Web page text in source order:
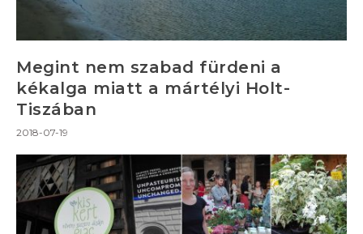
Megint nem szabad fürdeni a
kékalga miatt a mártélyi Holt-
Tiszában
2018-07-19